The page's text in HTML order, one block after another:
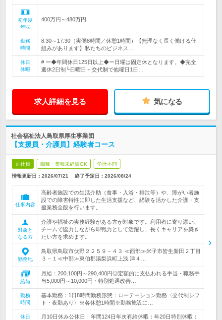
初年度
年収
400万円～480万円
勤務
時間
8:30～17:30（実働8時間／休憩1時間）【無理なく長く働ける仕
組みがあります】私たちのビジネス…
休日
休暇
# ー◆年間休日125日以上◆ー日曜は固定休となります。◆完全
週休2日制└日曜日＋交代制で他曜日1日…
求人詳細を見る 気になる
社会福祉法人鳥取県厚生事業団
【支援員・介護員】経験者コース
正社員 職種・業種未経験OK 学歴不問
情報更新日：2026/07/21 終了予定日： 2026/08/24
仕事内容
高齢者施設での生活介助（食事・入浴・排泄等）や、障がい者施
設での障害特性に即した生活支援など、経験を活かした介護・支
援業務全般を行います。
対象と
なる方
介護や福祉の実務経験がある方が対象です。利用者に寄り添い、
チームで協力しながら即戦力として活躍し、長くキャリアを築き
たい方を求めます。
勤務地
鳥取県鳥取市伏野２２５９－４３ ≪西部≫米子市皆生新田２丁目
３－１≪中部≫東伯郡湯梨浜町上浅 津４…
給与
月給：200,100円～290,400円◎定額的に支払われる手当・職務手
当5,000円～10,000円・特別処遇改善…
勤務
時間
基本勤務：1日8時間勤務形態：ローテーション勤務〈交代制シフ
ト・夜勤あり〉※各休憩1時間※勤務施設に…
休日
月10日休み公休日：年間124日年次有給休暇：年20日特別休暇：